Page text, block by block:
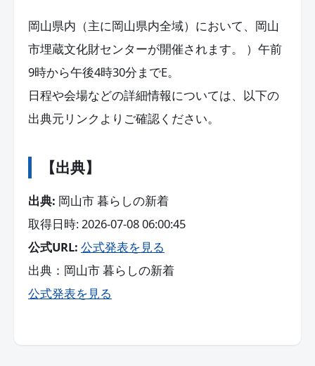
岡山県内（主に岡山県内全域）において、岡山
市埋蔵文化財センターが開催されます。 ）午前
9時から午後4時30分までE。
日程や会場などの詳細情報については、以下の
出典元リンクよりご確認ください。
【出典】
出典: 岡山市 暮らしの新着
取得日時: 2026-07-08 06:00:45
公式URL: 公式発表を見る
出典：岡山市 暮らしの新着
公式発表を見る